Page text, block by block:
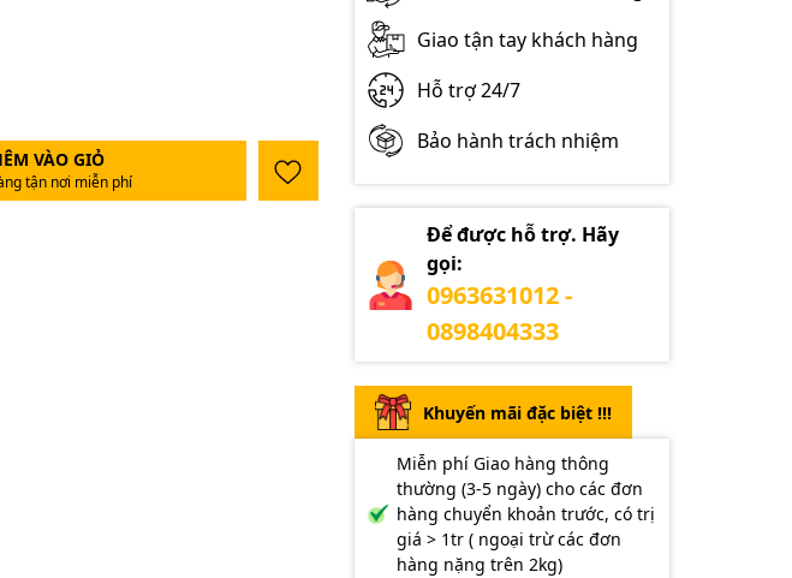
VÀO GIỎ
tận nơi miễn phí
Giao tận tay khách hàng
Hỗ trợ 24/7
Bảo hành trách nhiệm
Để được hỗ trợ. Hãy
gọi:
0963631012 -
0898404333
Khuyến mãi đặc biệt !!!
Miễn phí Giao hàng thông
thường (3-5 ngày) cho các đơn
hàng chuyển khoản trước, có trị
giá > 1tr ( ngoại trừ các đơn
hàng nặng trên 2kg)